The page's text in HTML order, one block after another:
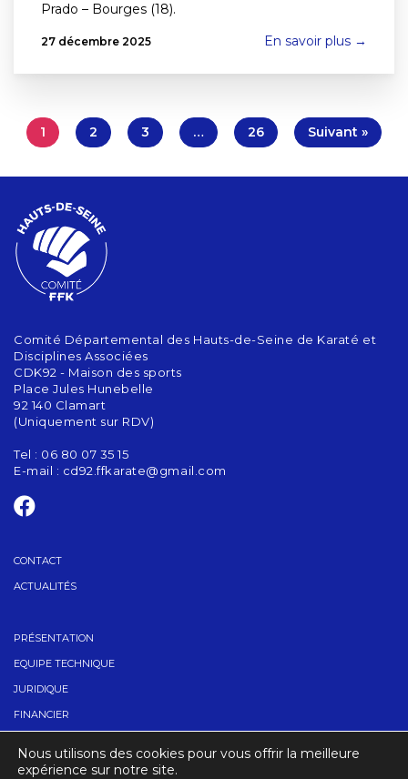
Prado – Bourges (18).
27 décembre 2025 En savoir plus →
1 2 3 … 26 Suivant »
Comité Départemental des Hauts-de-Seine de Karaté et
Disciplines Associées
CDK92 - Maison des sports
Place Jules Hunebelle
92 140 Clamart
(Uniquement sur RDV)
Tel : 06 80 07 35 15
E-mail : cd92.ffkarate@gmail.com
CONTACT
ACTUALITÉS
PRÉSENTATION
EQUIPE TECHNIQUE
JURIDIQUE
FINANCIER
CONTACT
Nous utilisons des cookies pour vous offrir la meilleure
expérience sur notre site.